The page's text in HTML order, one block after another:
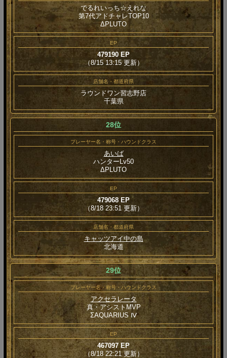
でるれいっち☆えれな
第7代アドチャレTOP10
ΔPLUTO
EP
479190 EP
（8/15 13:15 更新）
店舗名・都道府県
ラウンドワン習志野店
千葉県
28位
プレーヤー名・称号・ハウンドクラス
あいば
ハンターLv50
ΔPLUTO
EP
479068 EP
（8/18 23:51 更新）
店舗名・都道府県
キャッツアイ中の島
北海道
29位
プレーヤー名・称号・ハウンドクラス
アクセラレータ
真・アシストMVP
ΣAQUARIUS Ⅳ
EP
467097 EP
（8/18 22:21 更新）